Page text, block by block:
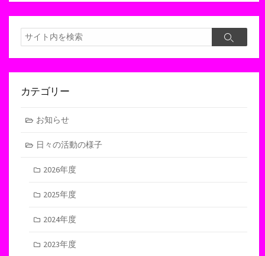
検
索
検
カテゴリー
お知らせ
日々の活動の様子
2026年度
2025年度
2024年度
2023年度